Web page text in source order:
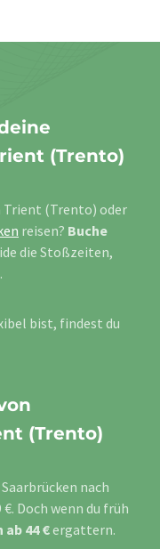
(Trento)
Trient (Trento) oder
reisen? Buche
die Stoßzeiten,
.
bist, findest du
(Trento)
nach
Doch wenn du früh
44 €ergattern.